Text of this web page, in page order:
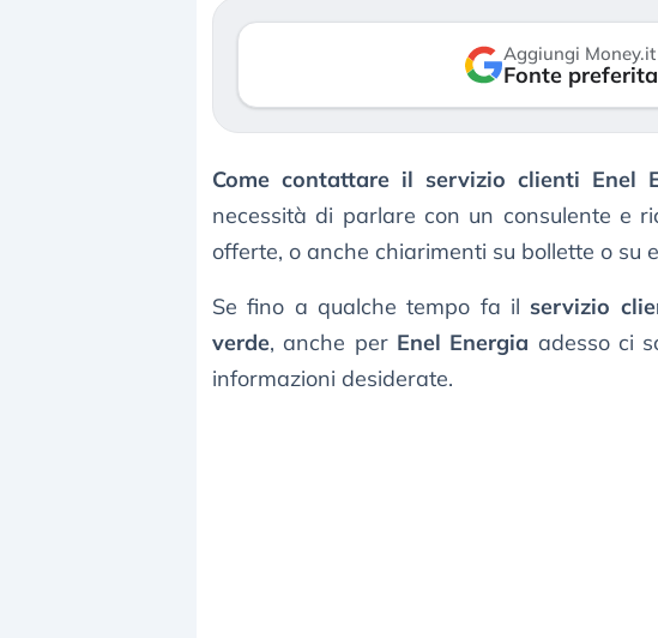
Aggiungi
Fonte
Come contattare il servizio clienti Enel
necessità di parlare con un consulente e
offerte, o anche chiarimenti su bollette o su
Se fino a qualche tempo fa il servizio
verde, anche per Enel Energia adesso ci
informazioni desiderate.
3 agosto 2026